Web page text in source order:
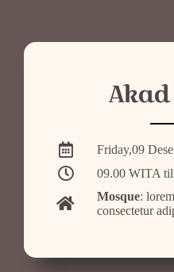
Friday,09
09.00 WITA
Mosque:
consectetur